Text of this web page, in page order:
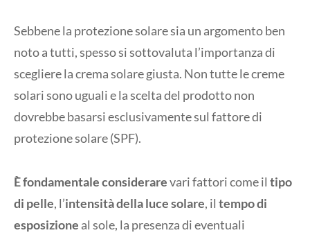
Sebbene la protezione solare sia un argomento ben
noto a tutti, spesso si sottovaluta l’importanza di
scegliere la crema solare giusta. Non tutte le creme
solari sono uguali e la scelta del prodotto non
dovrebbe basarsi esclusivamente sul fattore di
protezione solare (SPF).
È fondamentale considerarevari fattori come il tipo
di pelle, l’intensità della lucesolare, il tempo di
esposizione al sole, la presenza di eventuali